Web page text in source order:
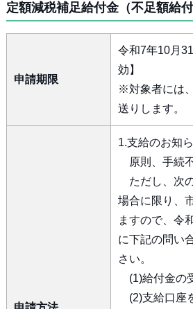
定額減税補足給付金（不足額給
申請期限
令和7年10月
効】
※対象者には
送りします。
1.支給のお知
原則、手続不
ただし、次
場合に限り、
ますので、令
に下記の問い
さい。
(1)給付金の
(2)支給口座